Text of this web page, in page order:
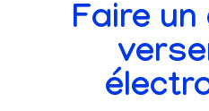
Faire